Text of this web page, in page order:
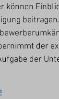
können
beitragen.
der
der